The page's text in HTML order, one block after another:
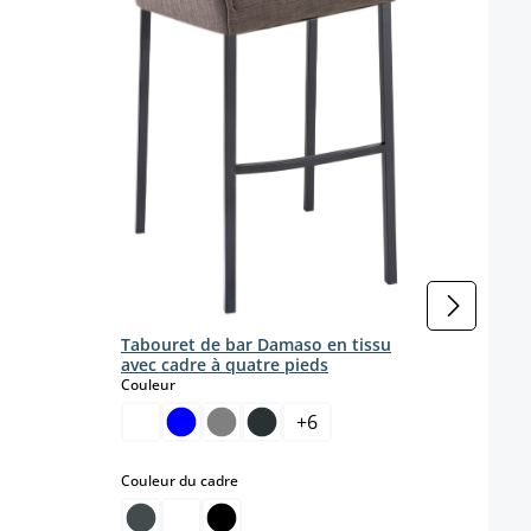
Tabouret de bar Damaso en tissu
avec cadre à quatre pieds
Couleurselect
+6
Couleur du cadreselect